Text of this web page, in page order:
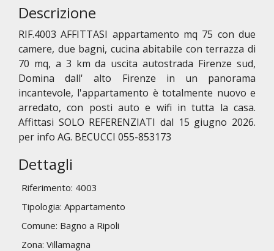
Descrizione
RIF.4003 AFFITTASI appartamento mq 75 con due
camere, due bagni, cucina abitabile con terrazza di
70 mq, a 3 km da uscita autostrada Firenze sud,
Domina dall' alto Firenze in un panorama
incantevole, l'appartamento è totalmente nuovo e
arredato, con posti auto e wifi in tutta la casa.
Affittasi SOLO REFERENZIATI dal 15 giugno 2026.
per info AG. BECUCCI 055-853173
Dettagli
Riferimento: 4003
Tipologia: Appartamento
Comune: Bagno a Ripoli
Zona: Villamagna